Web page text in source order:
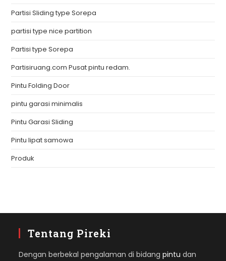
Partisi Sliding type Sorepa
partisi type nice partition
Partisi type Sorepa
Partisiruang.com Pusat pintu redam.
Pintu Folding Door
pintu garasi minimalis
Pintu Garasi Sliding
Pintu lipat samowa
Produk
Tentang Pireki
Dengan berbekal pengalaman di bidangpintu dan